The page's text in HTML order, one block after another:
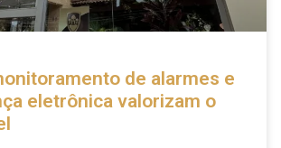
de alarmes e
eletrônica valorizam o